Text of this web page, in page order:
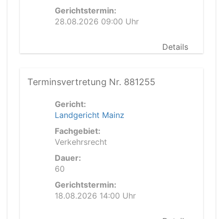
Gerichtstermin:
28.08.2026 09:00 Uhr
Details
Terminsvertretung Nr. 881255
Gericht:
Landgericht Mainz
Fachgebiet:
Verkehrsrecht
Dauer:
60
Gerichtstermin:
18.08.2026 14:00 Uhr